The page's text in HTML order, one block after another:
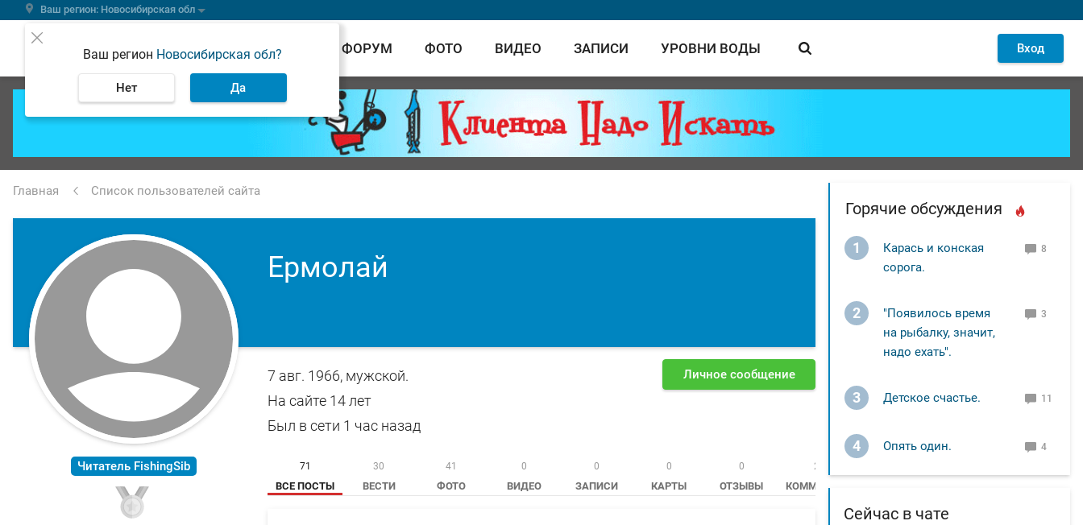
Ваш регион: Новосибирская обл
Ваш регион Новосибирская обл?
Нет Да
ВЕСТИ ФОРУМ ФОТО ВИДЕО ЗАПИСИ УРОВНИ ВОДЫ Вход
Главная Список пользователей сайта
Ермолай
7 авг. 1966, мужской.
На сайте 14 лет
Был в сети 1 час назад
Личное сообщение
Читатель FishingSib
ВСЕ ПОСТЫ
71
ВЕСТИ
30
ФОТО
41
ВИДЕО
0
ЗАПИСИ
0
КАРТЫ
0
ОТЗЫВЫ
0
КОММЕНТАРИИ
2592
Горячие обсуждения
1
Карась и конская
сорога.
8
2
"Появилось время
на рыбалку, значит,
надо ехать".
3
3 Детское счастье. 11
4 Опять один. 4
Сейчас в чате